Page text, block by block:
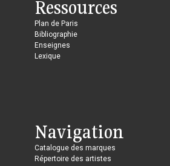
Ressources
Plan de Paris
Bibliographie
Enseignes
Lexique
Navigation
Catalogue des marques
Répertoire des artistes